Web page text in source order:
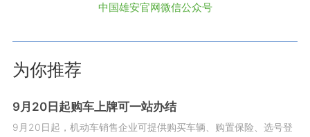
中国雄安官网微信公众号
为你推荐
9月20日起购车上牌可一站办结
9月20日起，机动车销售企业可提供购买车辆、购置保险、选号登